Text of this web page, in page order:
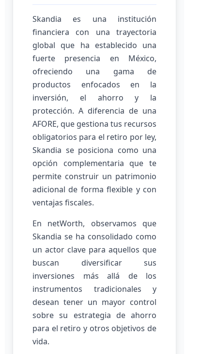
Skandia es una institución
financiera con una trayectoria
global que ha establecido una
fuerte presencia en México,
ofreciendo una gama de
productos enfocados en la
inversión, el ahorro y la
protección. A diferencia de una
AFORE, que gestiona tus recursos
obligatorios para el retiro por ley,
Skandia se posiciona como una
opción complementaria que te
permite construir un patrimonio
adicional de forma flexible y con
ventajas fiscales.
En netWorth, observamos que
Skandia se ha consolidado como
un actor clave para aquellos que
buscan diversificar sus
inversiones más allá de los
instrumentos tradicionales y
desean tener un mayor control
sobre su estrategia de ahorro
para el retiro y otros objetivos de
vida.